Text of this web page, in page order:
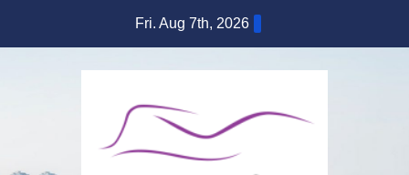
Fri. Aug 7th, 2026